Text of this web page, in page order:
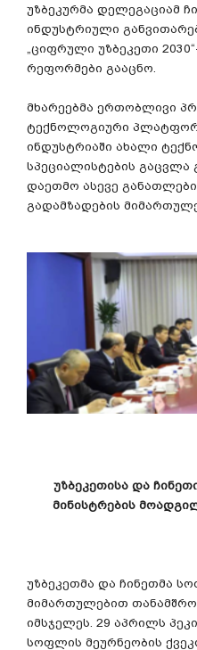
უზბეკურმა დელეგაციამ
ინდუსტრიული
ციფრული უზბეკეთი
რეფორმები გააცნო
მხარეებმა ერთობლივი
ტექნოლოგიური
ინდუსტრიაში ახალი
სპეციალისტების გაცვლა
დაეთმო ასევე
გადამზადების
უზბეკეთისა და
მინისტრების
უზბეკეთმა და ჩინეთმა
მიმართულებით
იმსჯელეს . 29 აპრილს
სოფლის მეურნეობის